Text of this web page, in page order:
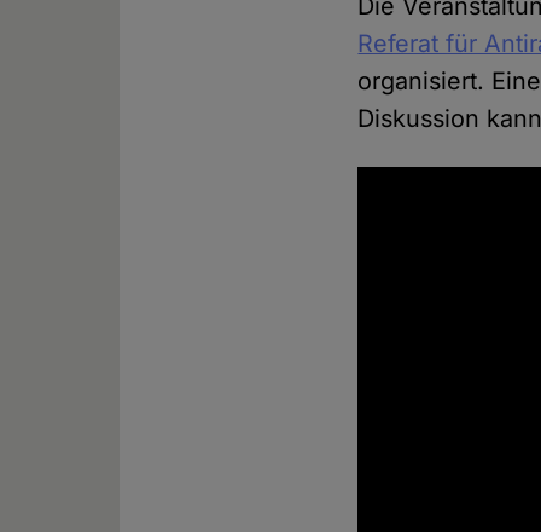
Die
Referat für
organisiert.
Diskussion